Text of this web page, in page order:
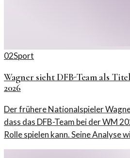
02Sport
Wagner sieht DFB-Team als
2026
Der frühere Nationalspieler
dass das DFB-Team bei der WM
Rolle spielen kann. Seine Analyse
beleuchtet zentrale Themen der